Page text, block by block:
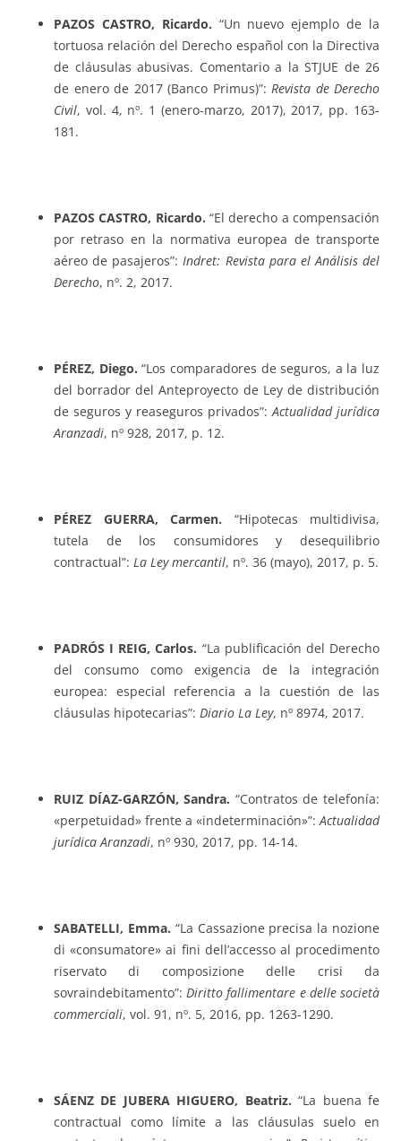
PAZOS CASTRO, Ricardo. “Un nuevo ejemplo de la
tortuosa relación del Derecho español con la Directiva
de cláusulas abusivas. Comentario a la STJUE de 26
de enero de 2017 (Banco Primus)”: Revista de Derecho
Civil, vol. 4, nº. 1 (enero-marzo, 2017), 2017, pp. 163-
181.
PAZOS CASTRO, Ricardo. “El derecho a compensación
por retraso en la normativa europea de transporte
aéreo de pasajeros”: Indret: Revista para el Análisis del
Derecho, nº. 2, 2017.
PÉREZ, Diego. “Los comparadores de seguros, a la luz
del borrador del Anteproyecto de Ley de distribución
de seguros y reaseguros privados”: Actualidad jurídica
Aranzadi, nº 928, 2017, p. 12.
PÉREZ GUERRA, Carmen. “Hipotecas multidivisa,
tutela de los consumidores y desequilibrio
contractual”: La Ley mercantil, nº. 36 (mayo), 2017, p. 5.
PADRÓS I REIG, Carlos. “La publificación del Derecho
del consumo como exigencia de la integración
europea: especial referencia a la cuestión de las
cláusulas hipotecarias”: Diario La Ley, nº 8974, 2017.
RUIZ DÍAZ-GARZÓN, Sandra. “Contratos de telefonía:
«perpetuidad» frente a «indeterminación»”: Actualidad
jurídica Aranzadi, nº 930, 2017, pp. 14-14.
SABATELLI, Emma. “La Cassazione precisa la nozione
di «consumatore» ai fini dell’accesso al procedimento
riservato di composizione delle crisi da
sovraindebitamento”: Diritto fallimentare e delle società
commerciali, vol. 91, nº. 5, 2016, pp. 1263-1290.
SÁENZ DE JUBERA HIGUERO, Beatriz. “La buena fe
contractual como límite a las cláusulas suelo en